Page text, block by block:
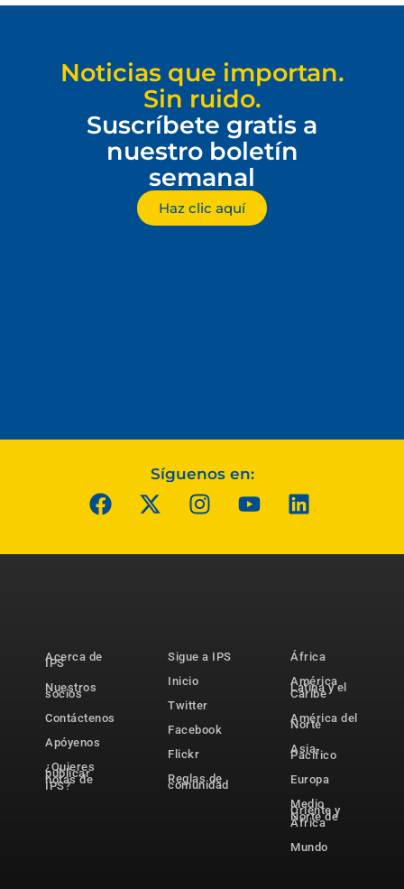
Noticias que importan.
Sin ruido.
Suscríbete gratis a
nuestro boletín
semanal
Haz clic aquí
Síguenos en:
Acerca de
IPS
Nuestros
socios
Contáctenos
Apóyenos
¿Quieres
publicar
notas de
IPS?
Sigue a IPS
Inicio
Twitter
Facebook
Flickr
Reglas de
comunidad
África
América
Latina y el
Caribe
América del
Norte
Asia-
Pacífico
Europa
Medio
Oriente y
Norte de
África
Mundo